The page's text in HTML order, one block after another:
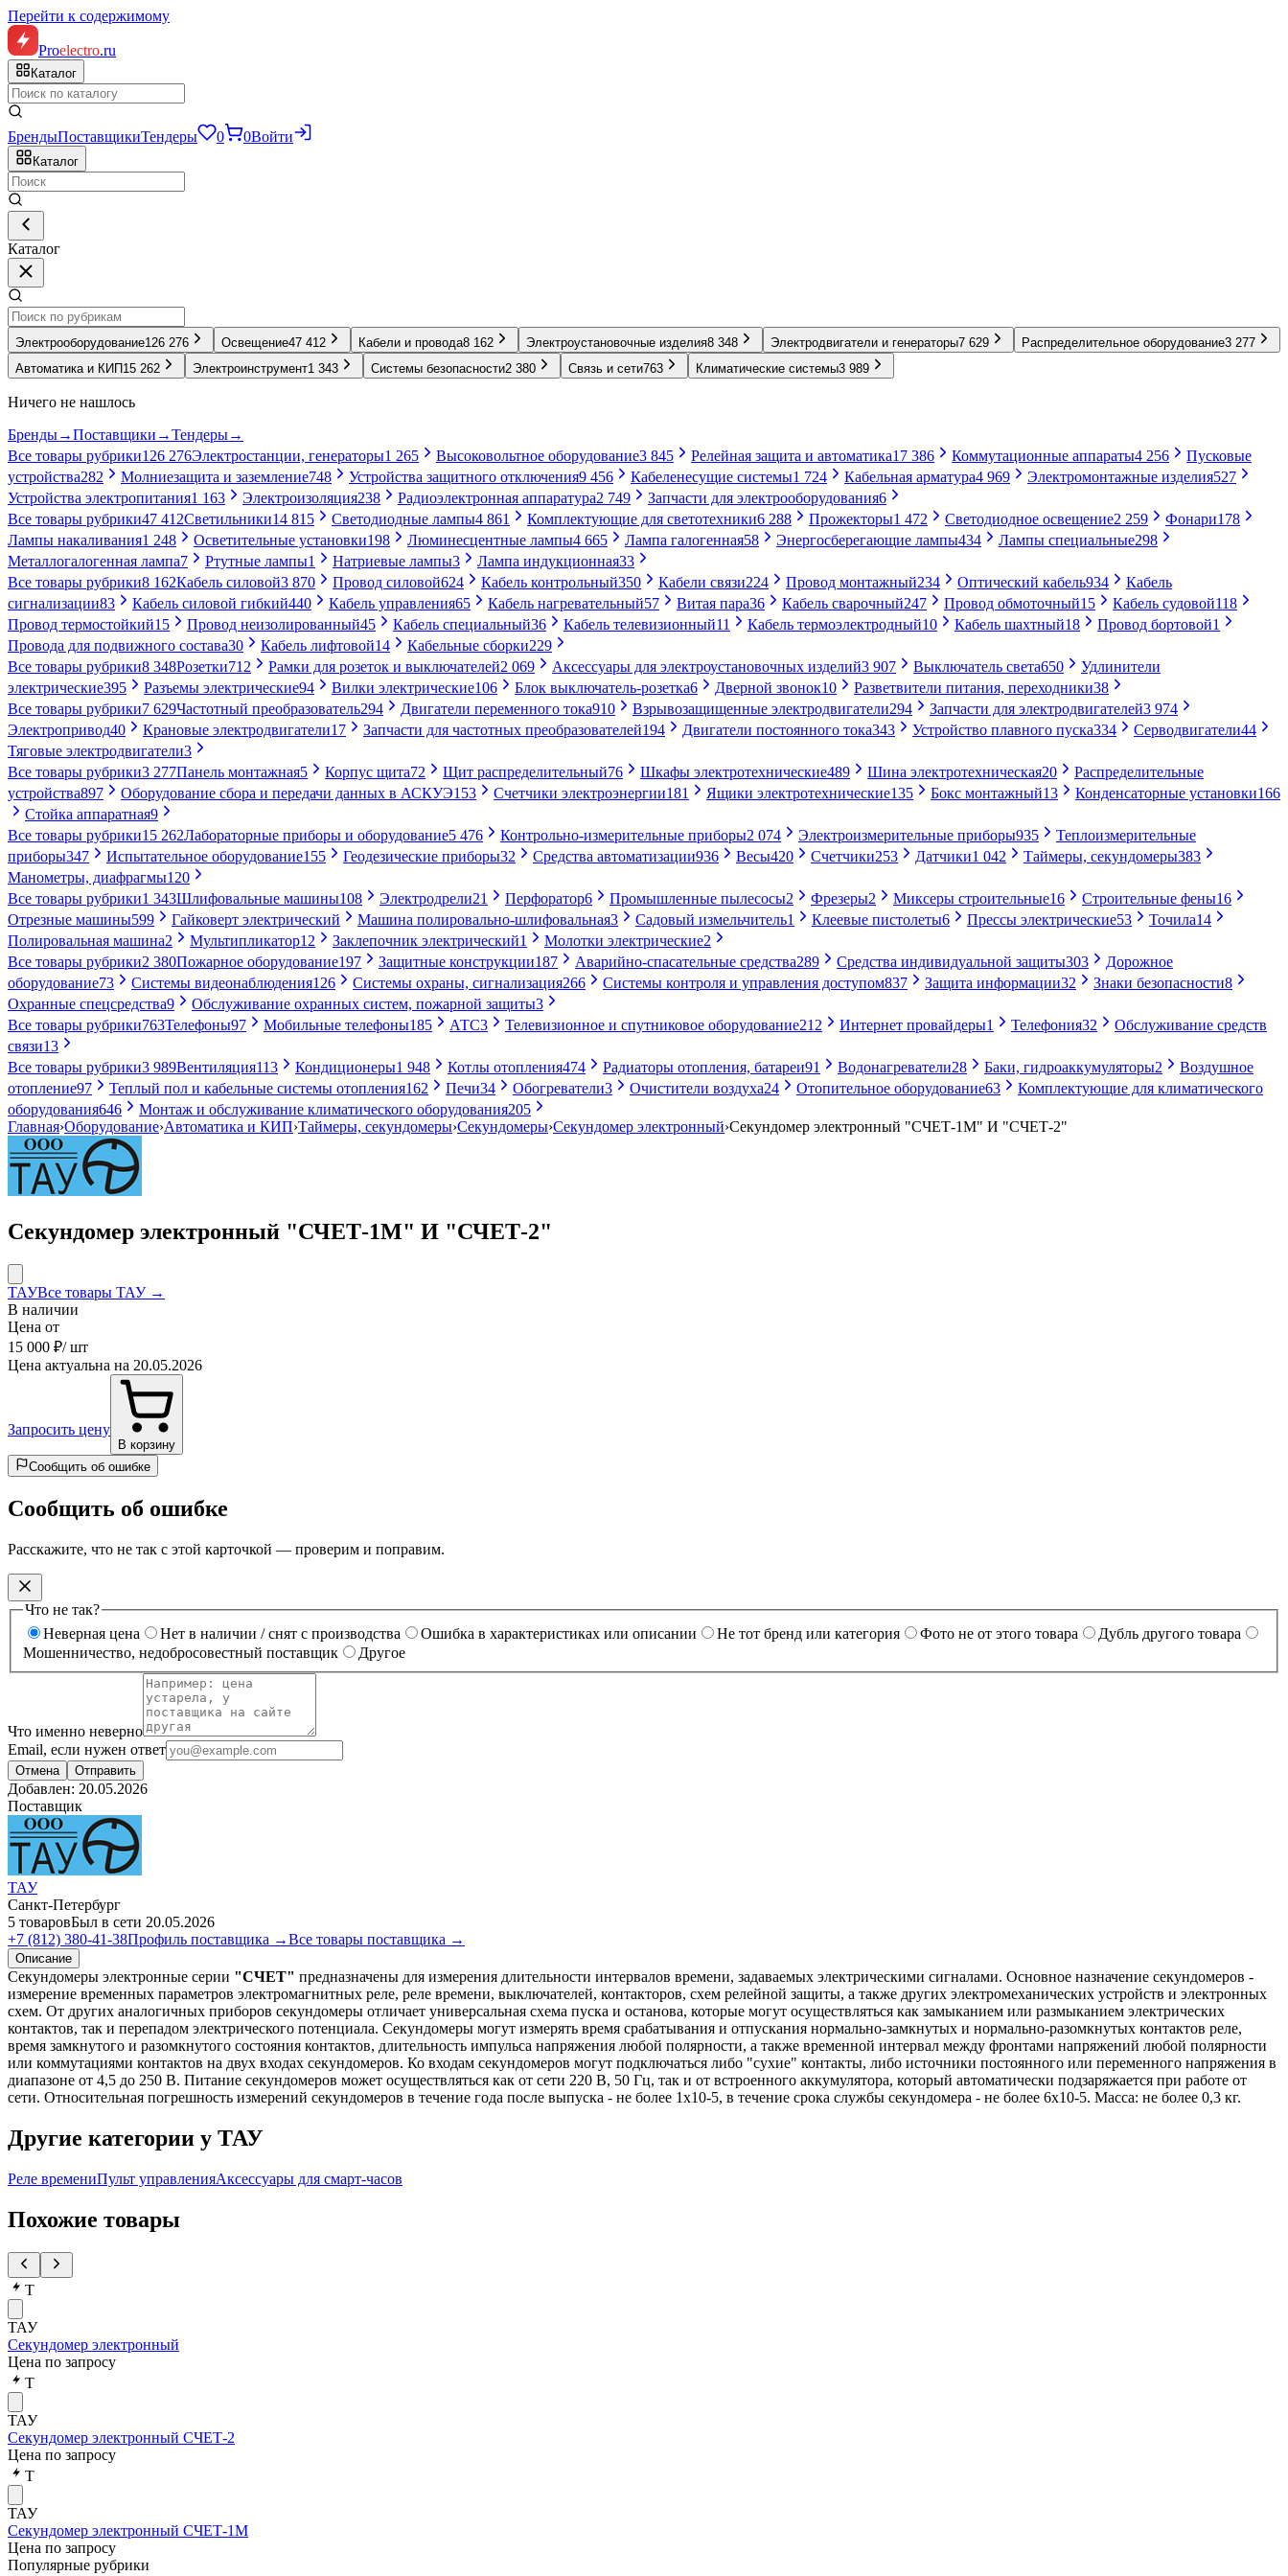
Перейти к содержимому
Proelectro.ru
Каталог
БрендыПоставщикиТендеры 0 0Войти
Каталог
Каталог
Электрооборудование126 276 Освещение47 412 Кабели и провода8 162 Электроустановочные изделия8 348 Электродвигатели и генераторы7 629 Распределительное оборудование3 277
Автоматика и КИП 15 262 Электроинструмент1 343 Системы безопасности2 380 Связь и сети763 Климатические системы3 989
Ничего не нашлось
Бренды→Поставщики →Тендеры→
Все товары рубрики126 276Электростанции, генераторы1 265 Высоковольтное оборудование3 845 Релейная защита и автоматика17 386 Коммутационные аппараты4 256
Пусковые
устройства282 Молниезащита и заземление748 Устройства защитного отключения9 456 Кабеленесущие системы1 724 Кабельная арматура4 969 Электромонтажные изделия527
Устройства электропитания1 163 Электроизоляция238 Радиоэлектронная аппаратура2 749 Запчасти для электрооборудования6
Все товары рубрики47 412Светильники14 815 Светодиодные лампы4 861 Комплектующие для светотехники6 288 Прожекторы1 472 Светодиодное освещение2 259 Фонари178
Лампы накаливания1 248 Осветительные установки198 Люминесцентные лампы4 665 Лампа галогенная58 Энергосберегающие лампы434 Лампы специальные298
Металлогалогенная лампа7 Ртутные лампы1 Натриевые лампы3 Лампа индукционная33
Все товары рубрики8 162Кабель силовой3 870 Провод силовой624 Кабель контрольный350 Кабели связи224 Провод монтажный234 Оптический кабель934
Кабель
сигнализации83 Кабель силовой гибкий440 Кабель управления65 Кабель нагревательный57 Витая пара36 Кабель сварочный247 Провод обмоточный15 Кабель судовой118
Провод термостойкий15 Провод неизолированный45 Кабель специальный36 Кабель телевизионный11 Кабель термоэлектродный10 Кабель шахтный18 Провод бортовой1
Провода для подвижного состава30 Кабель лифтовой14 Кабельные сборки229
Все товары рубрики8 348Розетки712 Рамки для розеток и выключателей2 069 Аксессуары для электроустановочных изделий3 907 Выключатель света650
Удлинители
электрические395 Разъемы электрические94 Вилки электрические106 Блок выключатель-розетка6 Дверной звонок10 Разветвители питания, переходники38
Все товары рубрики7 629Частотный преобразователь294 Двигатели переменного тока910 Взрывозащищенные электродвигатели294 Запчасти для электродвигателей3 974
Электропривод40 Крановые электродвигатели17 Запчасти для частотных преобразователей194 Двигатели постоянного тока343 Устройство плавного пуска334 Серводвигатели44
Тяговые электродвигатели3
Все товары рубрики3 277Панель монтажная5 Корпус щита72 Щит распределительный76 Шкафы электротехнические489 Шина электротехническая20
Распределительные
устройства897 Оборудование сбора и передачи данных в АСКУЭ153 Счетчики электроэнергии181 Ящики электротехнические135 Бокс монтажный13 Конденсаторные установки166
Стойка аппаратная9
Все товары рубрики15 262Лабораторные приборы и оборудование5 476 Контрольно-измерительные приборы2 074 Электроизмерительные приборы935
Теплоизмерительные
приборы347 Испытательное оборудование155 Геодезические приборы32 Средства автоматизации936 Весы420 Счетчики253 Датчики1 042 Таймеры, секундомеры383
Манометры, диафрагмы120
Все товары рубрики1 343Шлифовальные машины108 Электродрели21 Перфоратор6 Промышленные пылесосы2 Фрезеры2 Миксеры строительные16 Строительные фены16
Отрезные машины599 Гайковерт электрический Машина полировально-шлифовальная3 Садовый измельчитель1 Клеевые пистолеты6 Прессы электрические53 Точила14
Полировальная машина2 Мультипликатор12 Заклепочник электрический1 Молотки электрические2
Все товары рубрики2 380Пожарное оборудование197 Защитные конструкции187 Аварийно-спасательные средства289 Средства индивидуальной защиты303
Дорожное
оборудование73 Системы видеонаблюдения126 Системы охраны, сигнализация266 Системы контроля и управления доступом837 Защита информации32 Знаки безопасности8
Охранные спецсредства9 Обслуживание охранных систем, пожарной защиты3
Все товары рубрики763Телефоны97 Мобильные телефоны185 АТС3 Телевизионное и спутниковое оборудование212 Интернет провайдеры1 Телефония32
Обслуживание средств
связи13
Все товары рубрики3 989Вентиляция113 Кондиционеры1 948 Котлы отопления474 Радиаторы отопления, батареи91 Водонагреватели28 Баки, гидроаккумуляторы2
Воздушное
отопление97 Теплый пол и кабельные системы отопления162 Печи34 Обогреватели3 Очистители воздуха24 Отопительное оборудование63
Комплектующие для климатического
оборудования646 Монтаж и обслуживание климатического оборудования205
Главная›Оборудование›Автоматика и КИП›Таймеры, секундомеры›Секундомеры›Секундомер электронный›Секундомер электронный "СЧЕТ-1М" И "СЧЕТ-2"
Секундомер электронный "СЧЕТ-1М" И "СЧЕТ-2"
ТАУВсе товары ТАУ →
В наличии
Цена от
15 000 ₽/ шт
Цена актуальна на 20.05.2026
Запросить цену
В корзину
Сообщить об ошибке
Сообщить об ошибке
Расскажите, что не так с этой карточкой — проверим и поправим.
Что не так?
Неверная цена
Нет в наличии / снят с производства Ошибка в характеристиках или описании Не тот бренд или категория Фото не от этого товара
Дубль другого товара
Мошенничество, недобросовестный поставщик
Другое
Что именно неверно
Email, если нужен ответ
Отмена Отправить
Добавлен: 20.05.2026
Поставщик
ТАУ
Санкт-Петербург
5 товаровБыл в сети 20.05.2026
+7 (812) 380-41-38Профиль поставщика →Все товары поставщика →
Описание
Секундомеры электронные серии "СЧЕТ" предназначены для измерения длительности интервалов времени, задаваемых электрическими сигналами. Основное назначение секундомеров -
измерение временных параметров электромагнитных реле, реле времени, выключателей, контакторов, схем релейной защиты, а также других электромеханических устройств и электронных
схем. От других аналогичных приборов секундомеры отличает универсальная схема пуска и останова, которые могут осуществляться как замыканием или размыканием электрических
контактов, так и перепадом электрического потенциала. Секундомеры могут измерять время срабатывания и отпускания нормально-замкнутых и нормально-разомкнутых контактов реле,
время замкнутого и разомкнутого состояния контактов, длительность импульса напряжения любой полярности, а также временной интервал между фронтами напряжений любой полярности
или коммутациями контактов на двух входах секундомеров. Ко входам секундомеров могут подключаться либо "сухие" контакты, либо источники постоянного или переменного напряжения в
диапазоне от 4,5 до 250 В. Питание секундомеров может осуществляться как от сети 220 В, 50 Гц, так и от встроенного аккумулятора, который автоматически подзаряжается при работе от
сети. Относительная погрешность измерений секундомеров в течение года после выпуска - не более 1х10-5, в течение срока службы секундомера - не более 6х10-5. Масса: не более 0,3 кг.
Другие категории у ТАУ
Реле времениПульт управленияАксессуары для смарт-часов
Похожие товары
Т
ТАУ
Секундомер электронный
Цена по запросу
Т
ТАУ
Секундомер электронный СЧЕТ-2
Цена по запросу
Т
ТАУ
Секундомер электронный СЧЕТ-1М
Цена по запросу
Популярные рубрики